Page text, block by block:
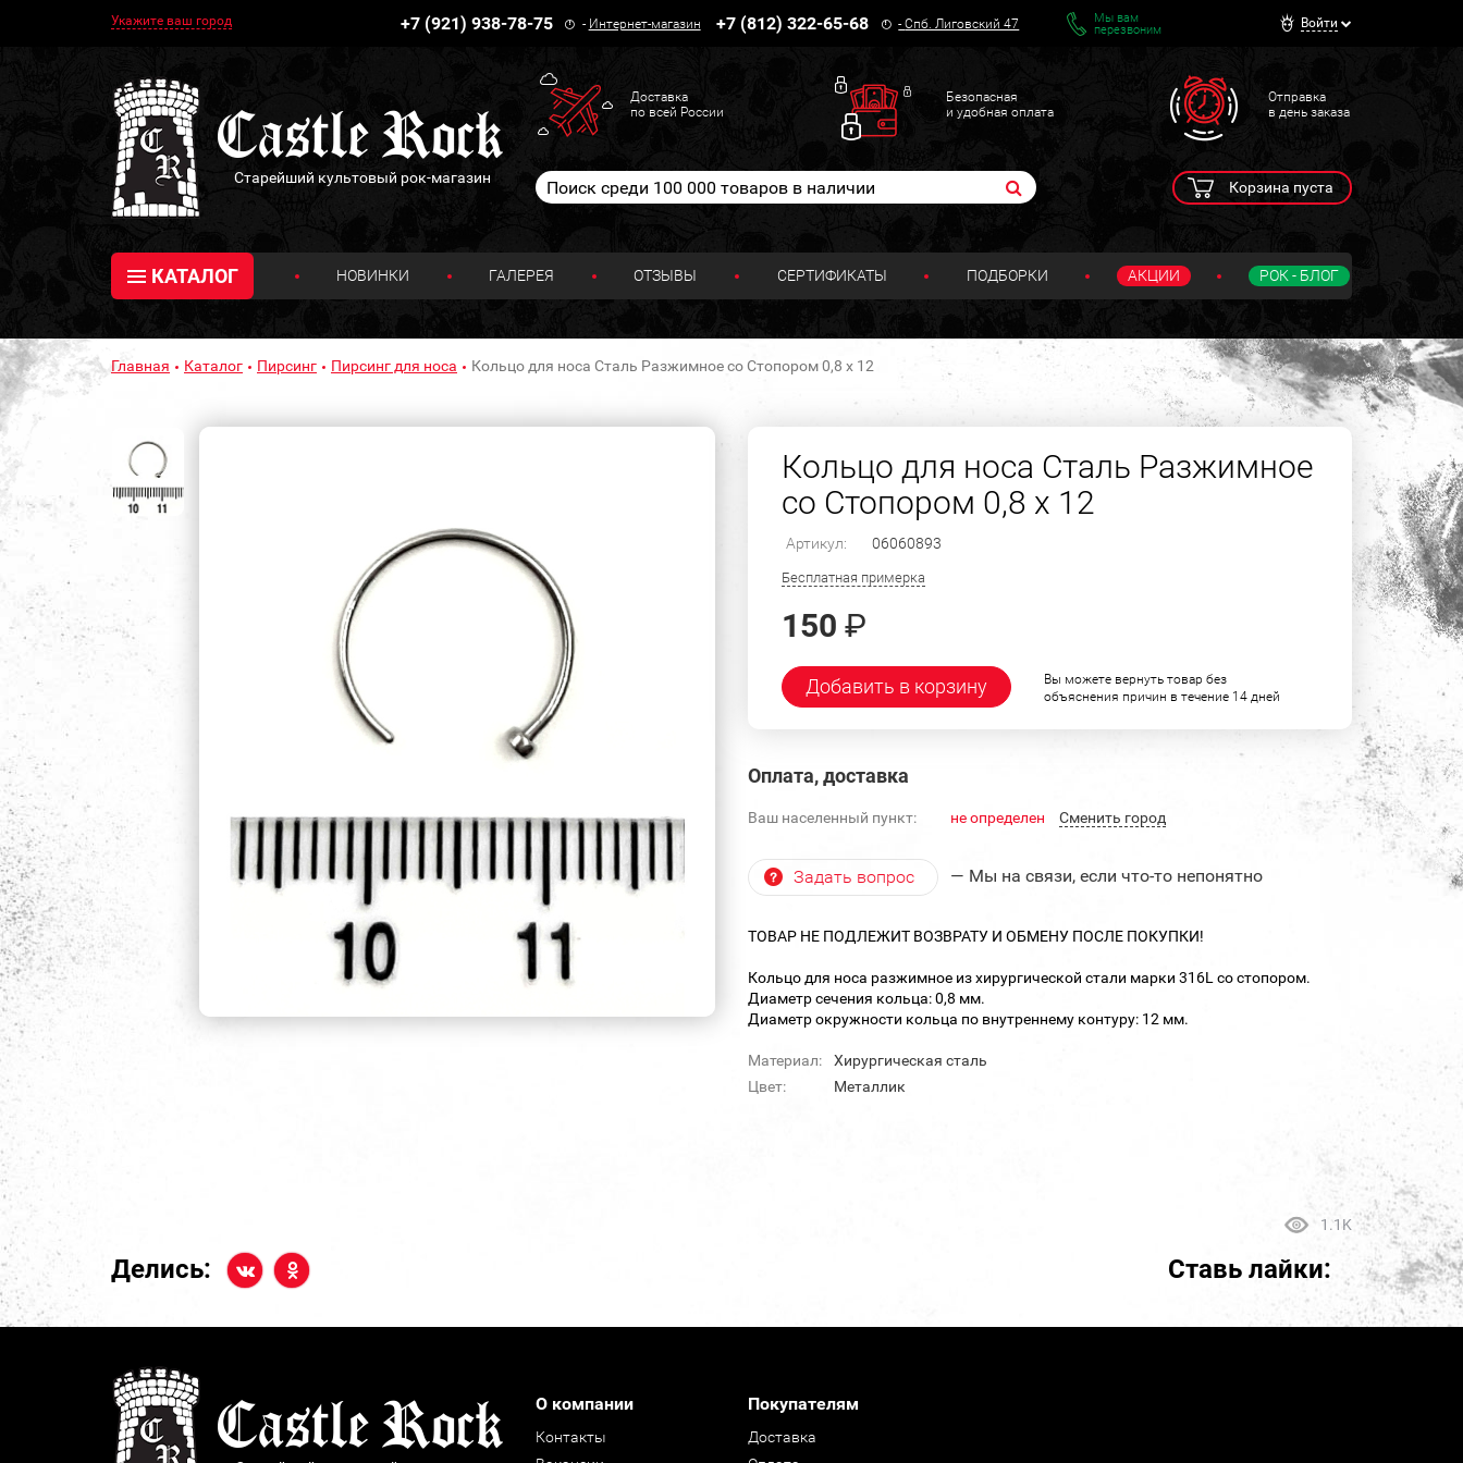
Укажите ваш город +7 (921) 938-78-75 - Интернет-магазин +7 (812) 322-65-68 -Спб. Лиговский 47
Мы вам
перезвоним
Войти
Старейший культовый рок-магазин
Доставка
по всей России
Безопасная
и удобная оплата
Отправка
в день заказа
Корзина пуста
КАТАЛОГ НОВИНКИ ГАЛЕРЕЯ ОТЗЫВЫ СЕРТИФИКАТЫ ПОДБОРКИ АКЦИИ РОК - БЛОГ
Главная Каталог Пирсинг Пирсинг для носа Кольцо для носа Сталь Разжимное со Стопором 0,8 х 12
Кольцо для носа Сталь Разжимное
со Стопором 0,8 х 12
Артикул: 06060893
Бесплатная примерка
150 ₽
Добавить в корзину
Вы можете вернуть товар без
объяснения причин в течение 14 дней
Оплата, доставка
Ваш населенный пункт: не определен Cменить город
Задать вопрос — Мы на связи, если что-то непонятно
ТОВАР НЕ ПОДЛЕЖИТ ВОЗВРАТУ И ОБМЕНУ ПОСЛЕ ПОКУПКИ!
Кольцо для носа разжимное из хирургической стали марки 316L со стопором.
Диаметр сечения кольца: 0,8 мм.
Диаметр окружности кольца по внутреннему контуру: 12 мм.
Материал:
Хирургическая сталь
Цвет:
Металлик
1.1K
Делись: Ставь лайки:
О компании
Контакты
Покупателям
Доставка